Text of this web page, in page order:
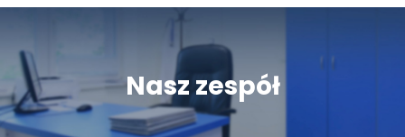
Nasz zespół